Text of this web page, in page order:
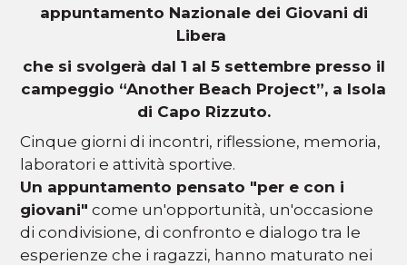
appuntamento Nazionale dei Giovani di
Libera
che si svolgerà dal 1 al 5 settembre presso il
campeggio “Another Beach Project”, a Isola
di Capo Rizzuto.
Cinque giorni di incontri, riflessione, memoria,
laboratori e attività sportive.
Un appuntamento pensato "per e con i
giovani" come un'opportunità, un'occasione
di condivisione, di confronto e dialogo tra le
esperienze che i ragazzi, hanno maturato nei